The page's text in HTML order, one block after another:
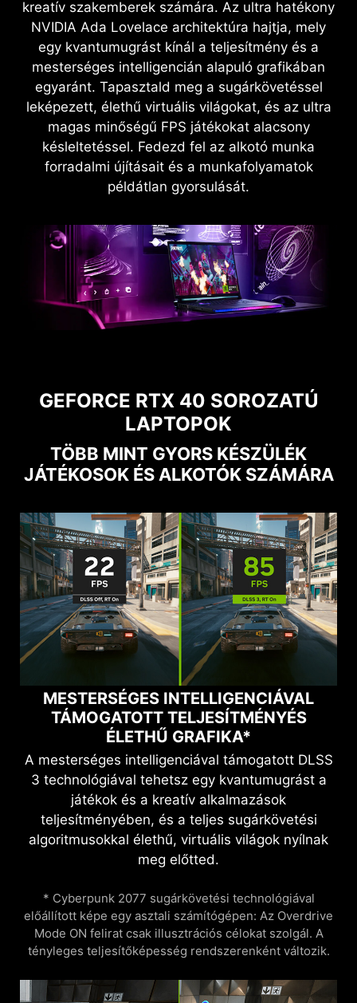
kreatív szakemberek számára. Az ultra hatékony
NVIDIA Ada Lovelace architektúra hajtja, mely
egy kvantumugrást kínál a teljesítmény és a
mesterséges intelligencián alapuló grafikában
egyaránt. Tapasztald meg a sugárkövetéssel
leképezett, élethű virtuális világokat, és az ultra
magas minőségű FPS játékokat alacsony
késleltetéssel. Fedezd fel az alkotó munka
forradalmi újításait és a munkafolyamatok
példátlan gyorsulását.
GEFORCE RTX 40 SOROZATÚ
LAPTOPOK
TÖBB MINT GYORS KÉSZÜLÉK
JÁTÉKOSOK ÉS ALKOTÓK SZÁMÁRA
MESTERSÉGES INTELLIGENCIÁVAL
TÁMOGATOTT TELJESÍTMÉNYÉS
ÉLETHŰ GRAFIKA*
A mesterséges intelligenciával támogatott DLSS
3 technológiával tehetsz egy kvantumugrást a
játékok és a kreatív alkalmazások
teljesítményében, és a teljes sugárkövetési
algoritmusokkal élethű, virtuális világok nyílnak
meg előtted.
* Cyberpunk 2077 sugárkövetési technológiával
előállított képe egy asztali számítógépen: Az Overdrive
Mode ON felirat csak illusztrációs célokat szolgál. A
tényleges teljesítőképesség rendszerenként változik.